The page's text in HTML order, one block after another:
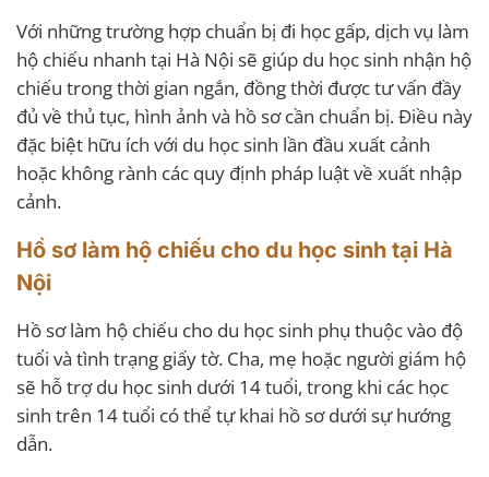
Với những trường hợp chuẩn bị đi học gấp, dịch vụ làm
hộ chiếu nhanh tại Hà Nội sẽ giúp du học sinh nhận hộ
chiếu trong thời gian ngắn, đồng thời được tư vấn đầy
đủ về thủ tục, hình ảnh và hồ sơ cần chuẩn bị. Điều này
đặc biệt hữu ích với du học sinh lần đầu xuất cảnh
hoặc không rành các quy định pháp luật về xuất nhập
cảnh.
Hồ sơ làm hộ chiếu cho du học sinh tại Hà
Nội
Hồ sơ làm hộ chiếu cho du học sinh phụ thuộc vào độ
tuổi và tình trạng giấy tờ. Cha, mẹ hoặc người giám hộ
sẽ hỗ trợ du học sinh dưới 14 tuổi, trong khi các học
sinh trên 14 tuổi có thể tự khai hồ sơ dưới sự hướng
dẫn.